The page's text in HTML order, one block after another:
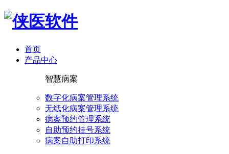
首页
产品中心
智慧病案
数字化病案管理系统
无纸化病案管理系统
病案预约管理系统
自助预约挂号系统
病案自助打印系统